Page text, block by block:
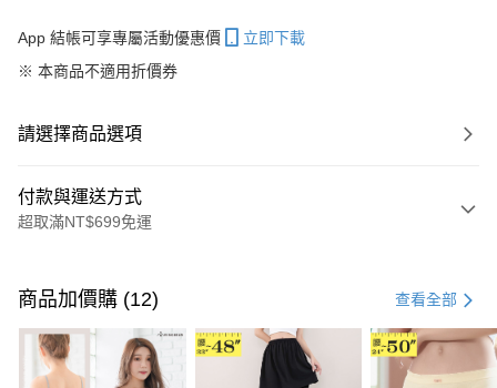
App 結帳可享專屬活動優惠價
立即下載
※ 本商品不適用折價券
請選擇商品選項
付款與運送方式
超取滿NT$699免運
信用卡一次付款
超商取貨付款
LINE Pay
商品加價購 (12) 查看全部